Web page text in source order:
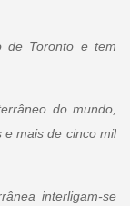
de Toronto e tem
do mundo,
e mais de cinco mil
interligam-se